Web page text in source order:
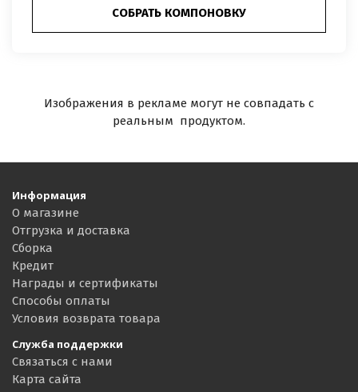
СОБРАТЬ КОМПОНОВКУ
Изображения в рекламе могут не совпадать с
реальным продуктом.
Информация
О магазине
Отгрузка и доставка
Сборка
Кредит
Награды и сертификаты
Способы оплаты
Условия возврата товара
Служба поддержки
Связаться с нами
Карта сайта